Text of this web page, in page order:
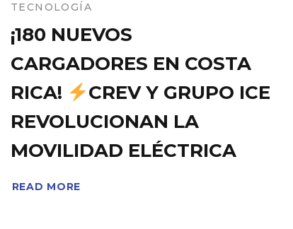
TECNOLOGÍA
¡180 NUEVOS
CARGADORES EN COSTA
RICA!
CREV Y GRUPO ICE
REVOLUCIONAN LA
MOVILIDAD ELÉCTRICA
READ MORE